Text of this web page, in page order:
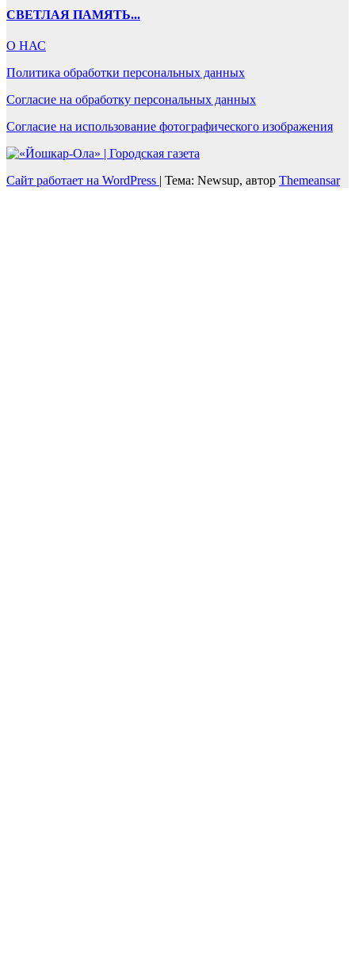
СВЕТЛАЯ ПАМЯТЬ...
О НАС
Политика обработки персональных данных
Согласие на обработку персональных данных
Согласие на использование фотографического изображения
Сайт работает на WordPress | Тема: Newsup, автор Themeansar